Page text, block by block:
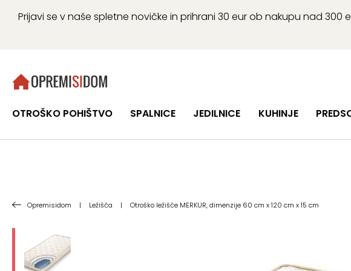
Prijavi se v naše spletne novičke in prihrani 30 eur ob nakupu nad
OTROŠKO POHIŠTVO SPALNICE JEDILNICE KUHINJE
Opremisidom | Ležišča | Otroško ležišče MERKUR, dimenzije 60 cm x 120 cm x 15 cm